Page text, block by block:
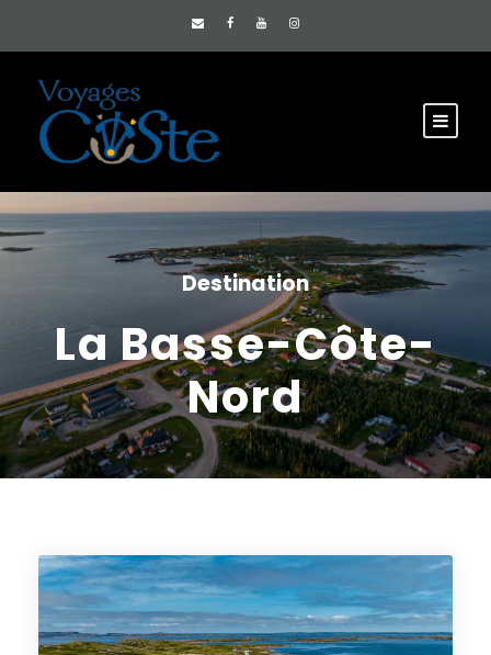
Destination
La Basse-Côte-
Nord